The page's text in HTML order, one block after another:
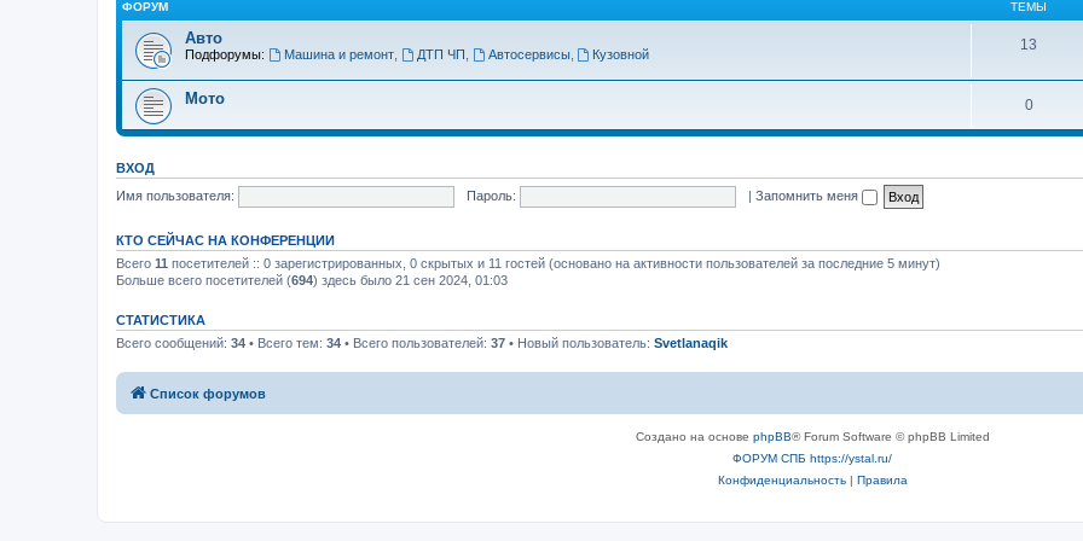
ФОРУМ ТЕМЫ
Авто
Подфорумы: Машина и ремонт, ДТП ЧП Автосервисы, Кузовной
13
Мото 0
ВХОД
Имя пользователя:
Пароль: | Запомнить меня
КТО СЕЙЧАС НА КОНФЕРЕНЦИИ
Всего 11 посетителей :: 0 зарегистрированных, 0 скрытых и 11 гостей (основано на активности пользователей за последние 5 минут)
Больше всего посетителей (694) здесь было 21 сен 2024, 01:03
СТАТИСТИКА
Всего сообщений: 34 • Всего тем: 34 • Всего пользователей: 37 • Новый пользователь: Svetlanaqik
Список форумов
Создано на основе phpBB® Forum Software © phpBB Limited
ФОРУМ СПБ https://ystal.ru/
Конфиденциальность| Правила